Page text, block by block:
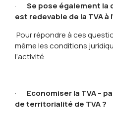
· Se pose également la
est redevable de la TVA à
Pour répondre à ces
même les conditions
l’activité.
· Economiser la TVA –
de territorialité de TVA ?